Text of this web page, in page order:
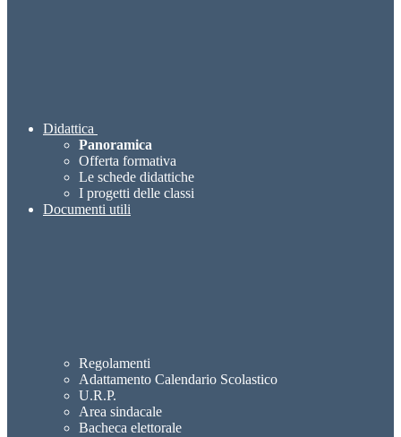
Didattica
Panoramica
Offerta formativa
Le schede didattiche
I progetti delle classi
Documenti utili
Regolamenti
Adattamento Calendario Scolastico
U.R.P.
Area sindacale
Bacheca elettorale